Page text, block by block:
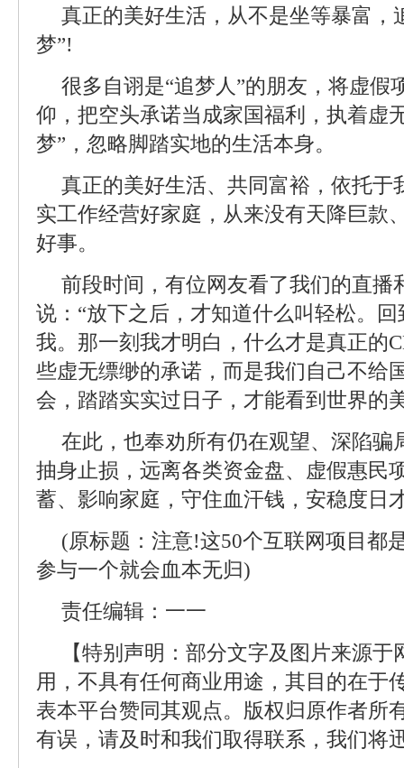
真正的美好生活，从不是坐等暴富，
梦”!
很多自诩是“追梦人”的朋友，将虚假
仰，把空头承诺当成家国福利，执着虚
梦”，忽略脚踏实地的生活本身。
真正的美好生活、共同富裕，依托于
实工作经营好家庭，从来没有天降巨款
好事。
前段时间，有位网友看了我们的直播
说：“放下之后，才知道什么叫轻松。
我。那一刻我才明白，什么才是真正
些虚无缥缈的承诺，而是我们自己不给
会，踏踏实实过日子，才能看到世界的
在此，也奉劝所有仍在观望、深陷骗
抽身止损，远离各类资金盘、虚假惠民
蓄、影响家庭，守住血汗钱，安稳度日
(原标题：注意!这50个互联网项目都
参与一个就会血本无归)
责任编辑：一一
【特别声明：部分文字及图片来源
用，不具有任何商业用途，其目的在于
表本平台赞同其观点。版权归原作者所
有误，请及时和我们取得联系，我们将